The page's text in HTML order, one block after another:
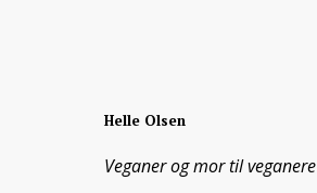
Helle Olsen
Veganer og mor til veganere